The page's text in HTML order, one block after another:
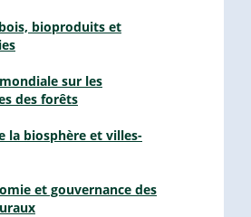
bioproduits et
sur les
des forêts
la biosphère et villes-
et gouvernance des